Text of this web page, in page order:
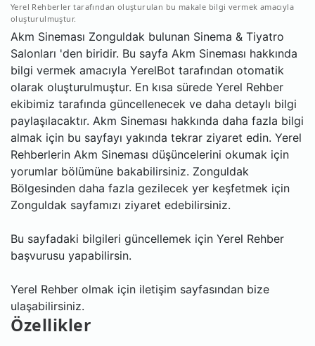
Yerel Rehberler tarafından oluşturulan bu makale bilgi vermek amacıyla
oluşturulmuştur.
Akm Sineması Zonguldak bulunan Sinema & Tiyatro
Salonları 'den biridir. Bu sayfa Akm Sineması hakkında
bilgi vermek amacıyla YerelBot tarafından otomatik
olarak oluşturulmuştur. En kısa sürede Yerel Rehber
ekibimiz tarafında güncellenecek ve daha detaylı bilgi
paylaşılacaktır. Akm Sineması hakkında daha fazla bilgi
almak için bu sayfayı yakında tekrar ziyaret edin. Yerel
Rehberlerin Akm Sineması düşüncelerini okumak için
yorumlar bölümüne bakabilirsiniz. Zonguldak
Bölgesinden daha fazla gezilecek yer keşfetmek için
Zonguldak sayfamızı ziyaret edebilirsiniz.
Bu sayfadaki bilgileri güncellemek için Yerel Rehber
başvurusu yapabilirsin.
Yerel Rehber olmak için iletişim sayfasından bize
ulaşabilirsiniz.
Özellikler